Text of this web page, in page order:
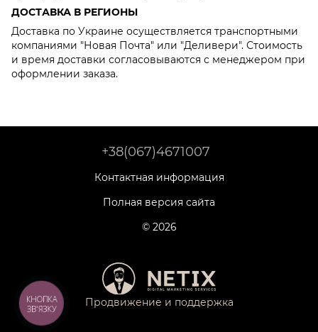
ДОСТАВКА В РЕГИОНЫ
Доставка по Украине осуществляется транспортными
компаниями "Новая Почта" или "Деливери". Стоимость
и время доставки согласовываются с менеджером при
оформлении заказа.
+38(067)4671007
Контактная информация
Полная версия сайта
© 2026
Продвижение и поддержка
КНОПКА
ЗВ'ЯЗКУ